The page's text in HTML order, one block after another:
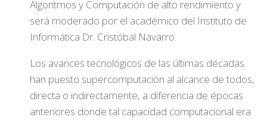
Algoritmos y Computación de alto rendimiento y
será moderado por el académico del Instituto de
Informática Dr. Cristóbal Navarro.
Los avances tecnológicos de las últimas décadas
han puesto supercomputación al alcance de todos,
directa o indirectamente, a diferencia de épocas
anteriores donde tal capacidad computacional era